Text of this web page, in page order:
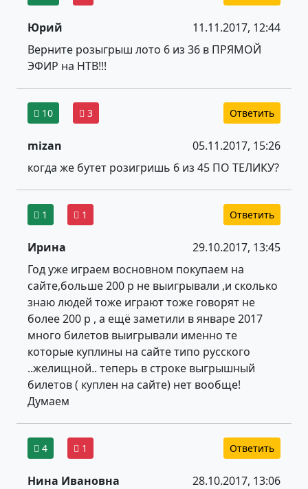
Юрий
11.11.2017, 12:44
Верните розыгрыш лото 6 из 36 в ПРЯМОЙ
ЭФИР на НТВ!!!
10 3 Ответить
mizan
05.11.2017, 15:26
когда же бутет розигришь 6 из 45 ПО ТЕЛИКУ?
1 1 Ответить
Ирина
29.10.2017, 13:45
Год уже играем восновном покупаем на
сайте,больше 200 р не выигрывали ,и сколько
знаю людей тоже играют тоже говорят не
более 200 р , а ещё заметили в январе 2017
много билетов выигрывали именно те
которые куплины на сайте типо русского
..желищной.. теперь в строке выгрышный
билетов ( куплен на сайте) нет вообще!
Думаем
4 1 Ответить
Нина Ивановна
28.10.2017, 13:06